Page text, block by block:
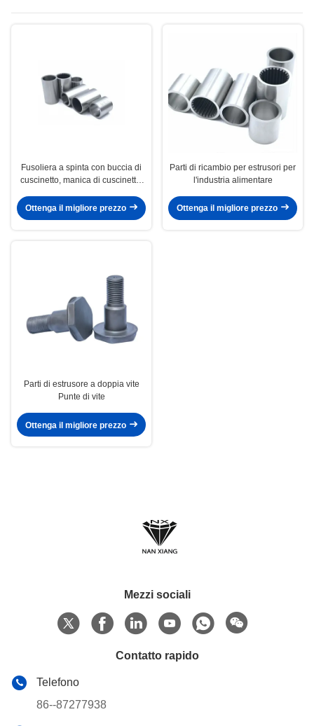
Fusoliera a spinta con buccia di
cuscinetto, manica di cuscinetto,
spina
Ottenga il migliore prezzo
Parti di ricambio per estrusori per
l'industria alimentare
Ottenga il migliore prezzo
Parti di estrusore a doppia vite
Punte di vite
Ottenga il migliore prezzo
Mezzi sociali
Contatto rapido
Telefono
86--87277938